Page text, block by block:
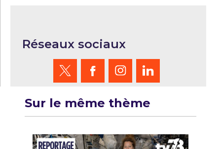
Réseaux sociaux
Sur le même thème